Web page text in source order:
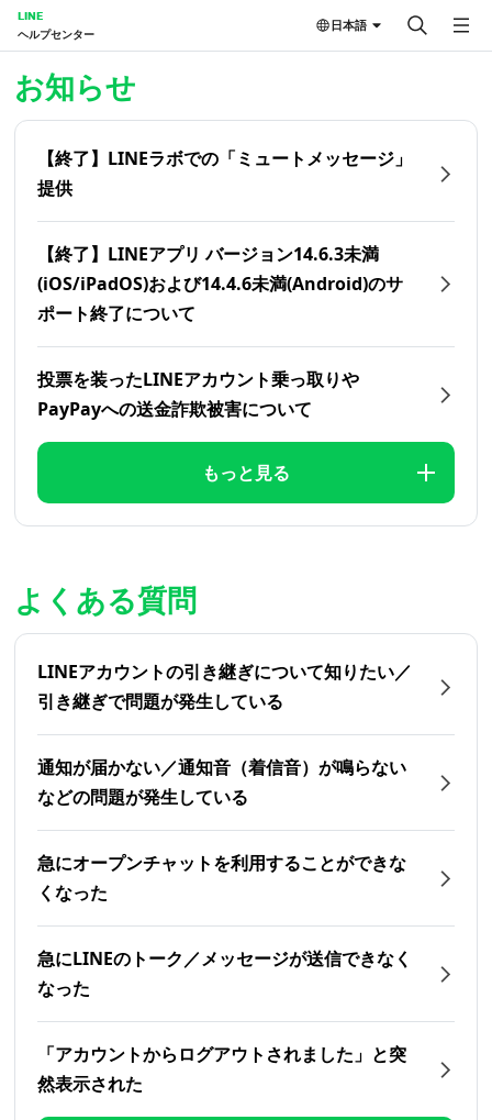
LINE
ヘルプセンター
日本語
お知らせ
【終了】LINEラボでの「ミュートメッセージ」
提供
【終了】LINEアプリ バージョン14.6.3未満
(iOS/iPadOS)および14.4.6未満(Android)のサ
ポート終了について
投票を装ったLINEアカウント乗っ取りや
PayPayへの送金詐欺被害について
もっと見る
よくある質問
LINEアカウントの引き継ぎについて知りたい／
引き継ぎで問題が発生している
通知が届かない／通知音（着信音）が鳴らない
などの問題が発生している
急にオープンチャットを利用することができな
くなった
急にLINEのトーク／メッセージが送信できなく
なった
「アカウントからログアウトされました」と突
然表示された